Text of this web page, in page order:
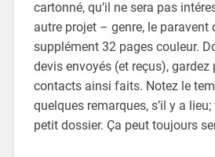
cartonné, qu’il ne sera pas
autre projet – genre, le paravent
supplément 32 pages couleur.
devis envoyés (et reçus), gardez
contacts ainsi faits. Notez le
quelques remarques, s’il y a
petit dossier. Ça peut toujours